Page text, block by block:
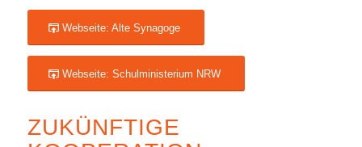
Webseite: Alte Synagoge
Webseite: Schulministerium NRW
ZUKÜNFTIGE